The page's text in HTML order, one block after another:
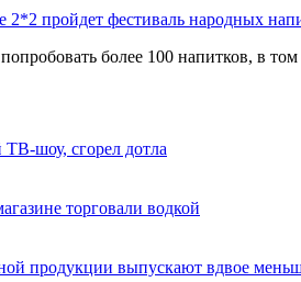
2*2 пройдет фестиваль народных
более 100 напитков, в
ТВ-шоу, сгорел дотла
торговали водкой
продукции выпускают вдвое